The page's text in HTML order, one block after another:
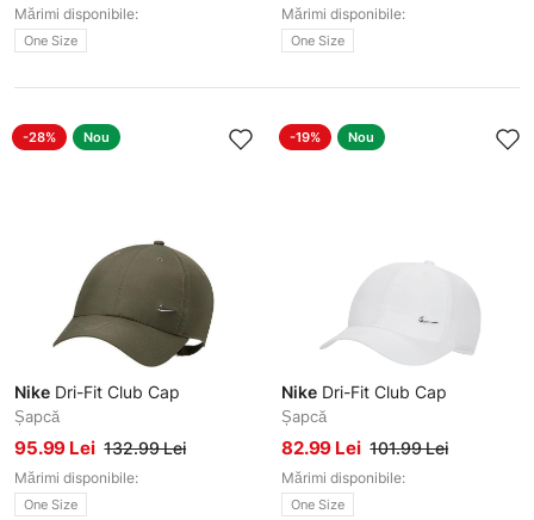
Mărimi disponibile:
One Size
Mărimi disponibile:
One Size
-28% Nou
Nike Dri-Fit Club Cap
Șapcă
95.99 Lei 132.99 Lei
Mărimi disponibile:
One Size
-19% Nou
Nike Dri-Fit Club Cap
Șapcă
82.99 Lei 101.99 Lei
Mărimi disponibile:
One Size